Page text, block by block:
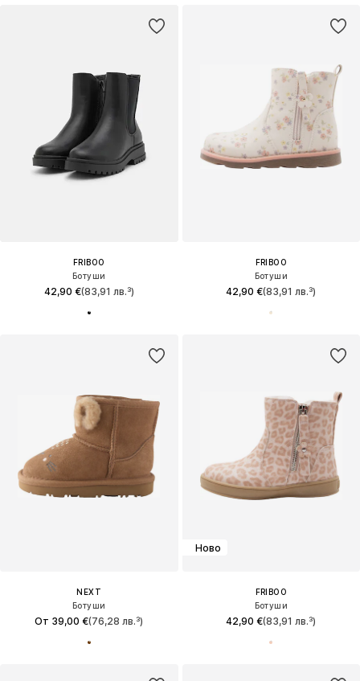
FRIBOO
Ботуши
42,90 €(83,91 лв.³)
FRIBOO
Ботуши
42,90 €(83,91 лв.³)
NEXT
Ботуши
От 39,00 €(76,28 лв.³)
Ново
FRIBOO
Ботуши
42,90 €(83,91 лв.³)